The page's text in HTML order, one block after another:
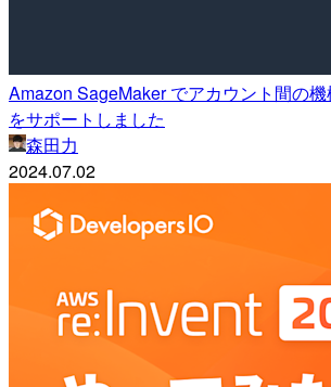
Amazon SageMaker でアカウント間の
をサポートしました
森田力
2024.07.02